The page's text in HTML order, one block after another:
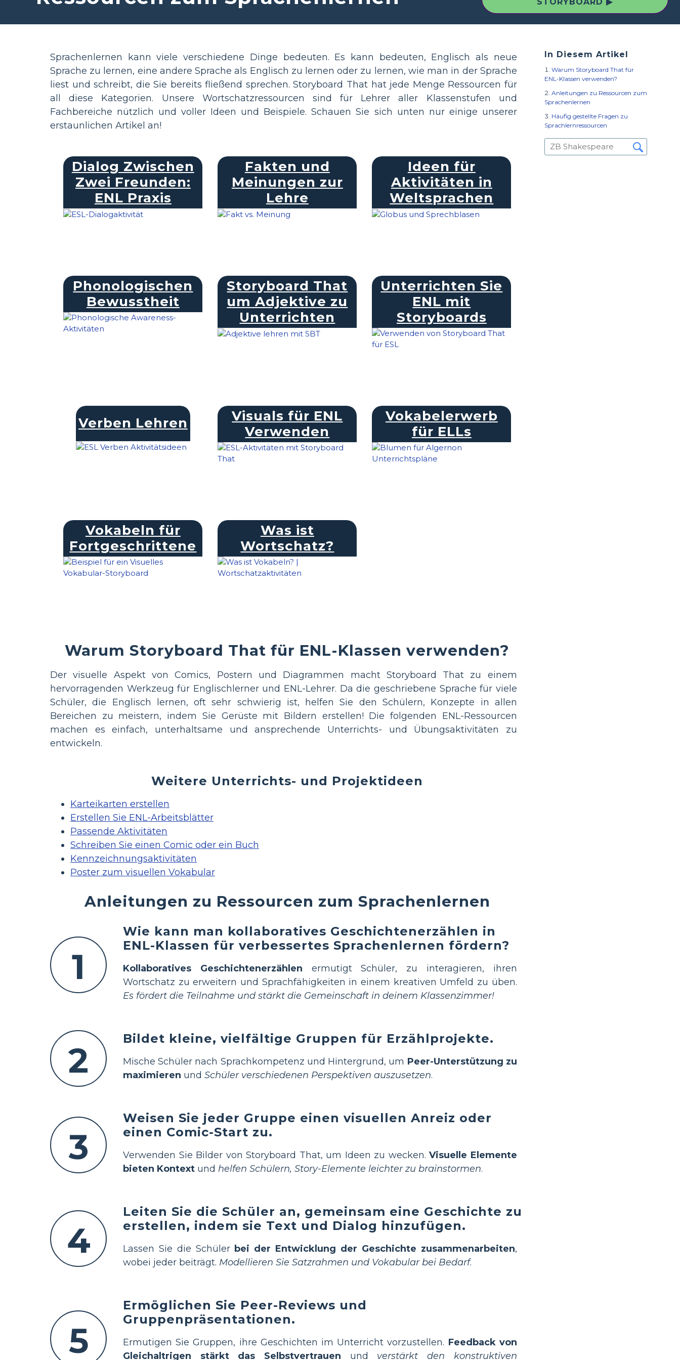
In Diesem Artikel
Warum Storyboard That für
ENL-Klassen verwenden?
Anleitungen zu Ressourcen zum
Sprachenlernen
Häufig gestellte Fragen zu
Sprachlernressourcen
Sprachenlernen kann viele verschiedene Dinge bedeuten. Es kann bedeuten, Englisch als neue
Sprache zu lernen, eine andere Sprache als Englisch zu lernen oder zu lernen, wie man in der Sprache
liest und schreibt, die Sie bereits fließend sprechen. Storyboard That hat jede Menge Ressourcen für
all diese Kategorien. Unsere Wortschatzressourcen sind für Lehrer aller Klassenstufen und
Fachbereiche nützlich und voller Ideen und Beispiele. Schauen Sie sich unten nur einige unserer
erstaunlichen Artikel an!
Dialog Zwischen
Zwei Freunden:
ENL Praxis
Fakten und
Meinungen zur
Lehre
Ideen für
Aktivitäten in
Weltsprachen
Phonologischen
Bewusstheit
Storyboard That
um Adjektive zu
Unterrichten
Unterrichten Sie
ENL mit
Storyboards
Verben Lehren
Visuals für ENL
Verwenden
Vokabelerwerb
für ELLs
Vokabeln für
Fortgeschrittene
Was ist
Wortschatz?
Warum Storyboard That für ENL-Klassen verwenden?
Der visuelle Aspekt von Comics, Postern und Diagrammen macht Storyboard That zu einem
hervorragenden Werkzeug für Englischlerner und ENL-Lehrer. Da die geschriebene Sprache für viele
Schüler, die Englisch lernen, oft sehr schwierig ist, helfen Sie den Schülern, Konzepte in allen
Bereichen zu meistern, indem Sie Gerüste mit Bildern erstellen! Die folgenden ENL-Ressourcen
machen es einfach, unterhaltsame und ansprechende Unterrichts- und Übungsaktivitäten zu
entwickeln.
Weitere Unterrichts- und Projektideen
Karteikarten erstellen
Erstellen Sie ENL-Arbeitsblätter
Passende Aktivitäten
Schreiben Sie einen Comic oder ein Buch
Kennzeichnungsaktivitäten
Poster zum visuellen Vokabular
Anleitungen zu Ressourcen zum Sprachenlernen
1
Wie kann man kollaboratives Geschichtenerzählen in
ENL-Klassen für verbessertes Sprachenlernen fördern?
Kollaboratives Geschichtenerzählen ermutigt Schüler, zu interagieren, ihren
Wortschatz zu erweitern und Sprachfähigkeiten in einem kreativen Umfeld zu üben.
Es fördert die Teilnahme und stärkt die Gemeinschaft in deinem Klassenzimmer!
2
Bildet kleine, vielfältige Gruppen für Erzählprojekte.
Mische Schüler nach Sprachkompetenz und Hintergrund, um Peer-Unterstützung zu
maximieren und Schüler verschiedenen Perspektiven auszusetzen.
3
Weisen Sie jeder Gruppe einen visuellen Anreiz oder
einen Comic-Start zu.
Verwenden Sie Bilder von Storyboard That, um Ideen zu wecken.Visuelle Elemente
bieten Kontext und helfen Schülern, Story-Elemente leichter zu brainstormen.
4
Leiten Sie die Schüler an, gemeinsam eine Geschichte zu
erstellen, indem sie Text und Dialog hinzufügen.
Lassen Sie die Schüler bei der Entwicklung der Geschichte zusammenarbeiten,
wobei jeder beiträgt. Modellieren Sie Satzrahmen und Vokabular bei Bedarf.
5
Ermöglichen Sie Peer-Reviews und
Gruppenpräsentationen.
Ermutigen Sie Gruppen, ihre Geschichten im Unterricht vorzustellen. Feedback von
Gleichaltrigen stärkt das Selbstvertrauen und verstärkt den konstruktiven